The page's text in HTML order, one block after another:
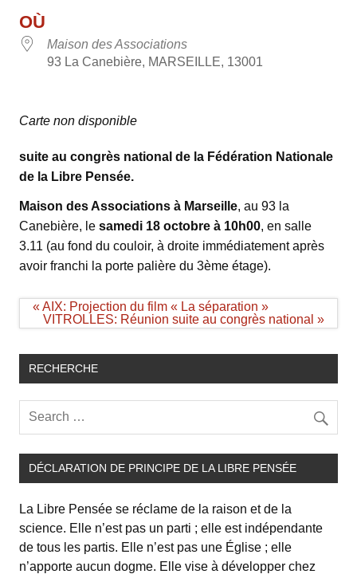
OÙ
Maison des Associations
93 La Canebière, MARSEILLE, 13001
Carte non disponible
suite au congrès national de la Fédération Nationale
de la Libre Pensée.
Maison des Associations à Marseille, au 93 la
Canebière, le samedi 18 octobre à 10h00, en salle
3.11 (au fond du couloir, à droite immédiatement après
avoir franchi la porte palière du 3ème étage).
Navigation
de
l’article
« AIX: Projection du film « La séparation »
VITROLLES: Réunion suite au congrès national »
RECHERCHE
DÉCLARATION DE PRINCIPE DE LA LIBRE PENSÉE
La Libre Pensée se réclame de la raison et de la
science. Elle n’est pas un parti ; elle est indépendante
de tous les partis. Elle n’est pas une Église ; elle
n’apporte aucun dogme. Elle vise à développer chez